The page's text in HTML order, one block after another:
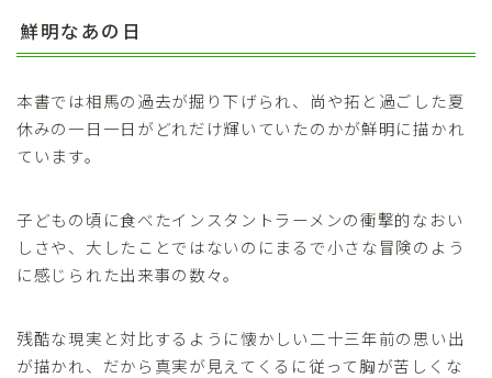
鮮明なあの日
本書では相馬の過去が掘り下げられ、尚や拓と過ごした夏
休みの一日一日がどれだけ輝いていたのかが鮮明に描かれ
ています。
子どもの頃に食べたインスタントラーメンの衝撃的なおい
しさや、大したことではないのにまるで小さな冒険のよう
に感じられた出来事の数々。
残酷な現実と対比するように懐かしい二十三年前の思い出
が描かれ、だから真実が見えてくるに従って胸が苦しくな